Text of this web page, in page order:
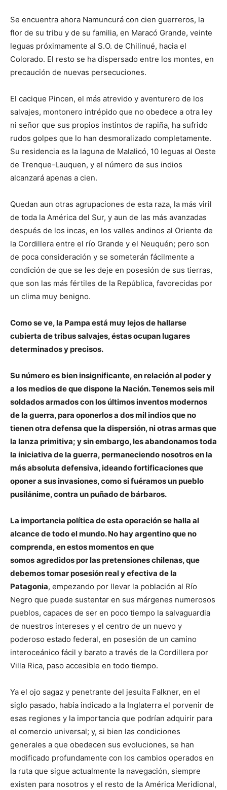
Se encuentra ahora Namuncurá con cien guerreros, la
flor de su tribu y de su familia, en Maracó Grande, veinte
leguas próximamente al S.O. de Chilinué, hacia el
Colorado. El resto se ha dispersado entre los montes, en
precaución de nuevas persecuciones.
El cacique Pincen, el más atrevido y aventurero de los
salvajes, montonero intrépido que no obedece a otra ley
ni señor que sus propios instintos de rapiña, ha sufrido
rudos golpes que lo han desmoralizado completamente.
Su residencia es la laguna de Malalicó, 10 leguas al Oeste
de Trenque-Lauquen, y el número de sus indios
alcanzará apenas a cien.
Quedan aun otras agrupaciones de esta raza, la más viril
de toda la América del Sur, y aun de las más avanzadas
después de los incas, en los valles andinos al Oriente de
la Cordillera entre el río Grande y el Neuquén; pero son
de poca consideración y se someterán fácilmente a
condición de que se les deje en posesión de sus tierras,
que son las más fértiles de la República, favorecidas por
un clima muy benigno.
Como se ve, la Pampa está muy lejos de hallarse
cubierta de tribus salvajes, éstas ocupan lugares
determinados y precisos.
Su número es bien insignificante, en relación al poder y
a los medios de que dispone la Nación. Tenemos seis mil
soldados armados con los últimos inventos modernos
de la guerra, para oponerlos a dos mil indios que no
tienen otra defensa que la dispersión, ni otras armas que
la lanza primitiva; y sin embargo, les abandonamos toda
la iniciativa de la guerra, permaneciendo nosotros en la
más absoluta defensiva, ideando fortificaciones que
oponer a sus invasiones, como si fuéramos un pueblo
pusilánime, contra un puñado de bárbaros.
La importancia política de esta operación se halla al
alcance de todo el mundo. No hay argentino que no
comprenda, en estos momentos en que
somos agredidos por las pretensiones chilenas, que
debemos tomar posesión real y efectiva de la
Patagonia, empezando por llevar la población al Río
Negro que puede sustentar en sus márgenes numerosos
pueblos, capaces de ser en poco tiempo la salvaguardia
de nuestros intereses y el centro de un nuevo y
poderoso estado federal, en posesión de un camino
interoceánico fácil y barato a través de la Cordillera por
Villa Rica, paso accesible en todo tiempo.
Ya el ojo sagaz y penetrante del jesuita Falkner, en el
siglo pasado, había indicado a la Inglaterra el porvenir de
esas regiones y la importancia que podrían adquirir para
el comercio universal; y, si bien las condiciones
generales a que obedecen sus evoluciones, se han
modificado profundamente con los cambios operados en
la ruta que sigue actualmente la navegación, siempre
existen para nosotros y el resto de la América Meridional,